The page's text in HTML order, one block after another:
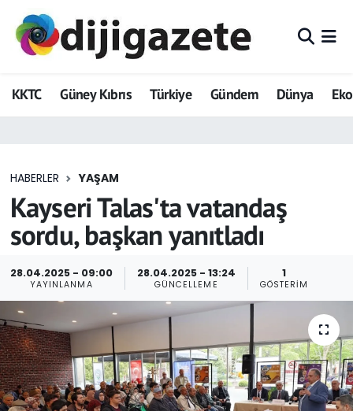
KKTC Güney Kıbrıs Türkiye Gündem Dünya
HABERLER YAŞAM
Kayseri Talas'ta vatandaş
sordu, başkan yanıtladı
28.04.2025 - 09:00
YAYINLANMA
28.04.2025 - 13:24
GÜNCELLEME
1
GÖSTERIM
ADVERTORIAL
Dijigazete
Eğitim
Ekonomi
GEZİ
Güncel
Gündem
Hava Durumu
Trafik Durumu
Tüm Manşetler
Son Dakika Haberleri